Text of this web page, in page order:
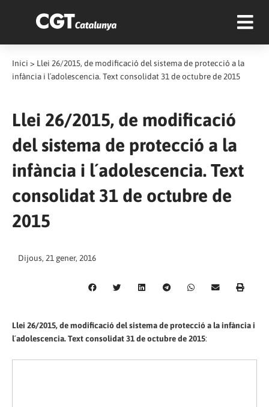
Inici > Llei 26/2015, de modificació del sistema de protecció a la
infància i l´adolescencia. Text consolidat 31 de octubre de 2015
Llei 26/2015, de modificació
del sistema de protecció a la
infància i l´adolescencia. Text
consolidat 31 de octubre de
2015
Dijous, 21 gener, 2016
Llei 26/2015, de modificació del sistema de protecció a la infància i
l´adolescencia. Text consolidat 31 de octubre de 2015: